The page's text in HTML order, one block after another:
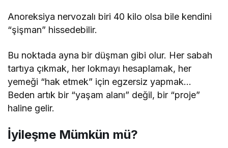
Anoreksiya nervozalı biri 40 kilo olsa bile kendini
“şişman” hissedebilir.
Bu noktada ayna bir düşman gibi olur. Her sabah
tartıya çıkmak, her lokmayı hesaplamak, her
yemeği “hak etmek” için egzersiz yapmak…
Beden artık bir “yaşam alanı” değil, bir “proje”
haline gelir.
İyileşme Mümkün mü?